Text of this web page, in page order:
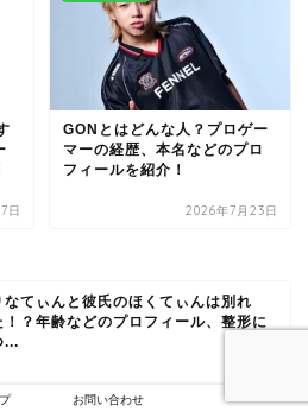
日
GONとはどんな人？プロゲー
マーの経歴、本名などのプロ
フィールを紹介！
2026年7月23日
なてぃんと彼氏のほくてぃんは別れ
！？年齢などのプロフィール、整形に
...
お問い合わせ